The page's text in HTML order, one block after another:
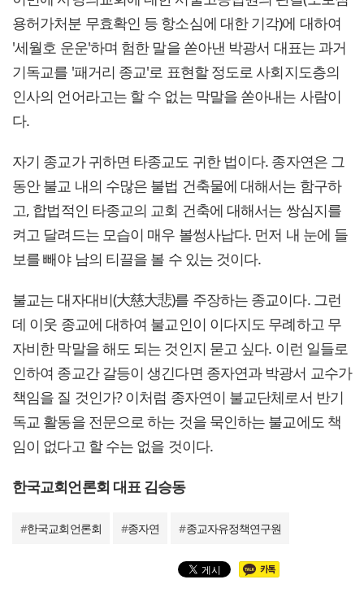
용허가처분 무효확인 등 항소심에 대한 기각)에 대하여
'세월호 운운'하며 험한 말을 쏟아낸 박광서 대표는 과거
기독교를 '패거리 종교'로 표현할 정도로 사회지도층의
인사의 언어라고는 할 수 없는 막말을 쏟아내는 사람이
다.
자기 종교가 귀하면 타종교도 귀한 법이다. 종자연은 그
동안 불교 내의 수많은 불법 건축물에 대해서는 함구하
고, 합법적인 타종교의 교회 건축에 대해서는 쌍심지를
켜고 달려드는 모습이 매우 볼썽사납다. 먼저 내 눈에 들
보를 빼야 남의 티끌을 볼 수 있는 것이다.
불교는 대자대비(大慈大悲)를 주장하는 종교이다. 그런
데 이웃 종교에 대하여 불교인이 이다지도 무례하고 무
자비한 막말을 해도 되는 것인지 묻고 싶다. 이런 일들로
인하여 종교간 갈등이 생긴다면 종자연과 박광서 교수가
책임을 질 것인가? 이처럼 종자연이 불교단체로서 반기
독교 활동을 전문으로 하는 것을 묵인하는 불교에도 책
임이 없다고 할 수는 없을 것이다.
한국교회언론회 대표 김승동
#한국교회언론회 #종자연 #종교자유정책연구원